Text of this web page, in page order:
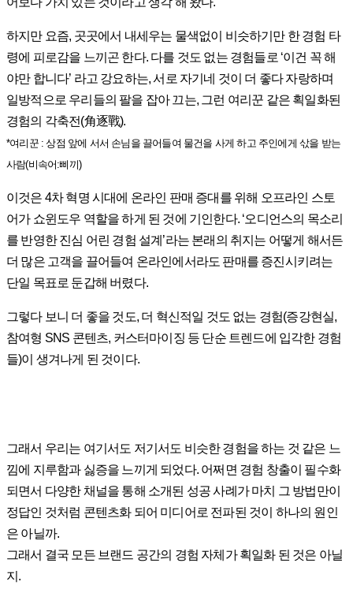
하지만 요즘, 곳곳에서 내세우는 물색없이 비슷하기만 한 경험 타
령에 피로감을 느끼곤 한다. 다를 것도 없는 경험들로 ‘이건 꼭 해
야만 합니다’ 라고 강요하는, 서로 자기네 것이 더 좋다 자랑하며
일방적으로 우리들의 팔을 잡아 끄는, 그런 여리꾼 같은 획일화된
경험의 각축전(角逐戰).
*여리꾼 : 상점 앞에 서서 손님을 끌어들여 물건을 사게 하고 주인에게 삯을 받는
사람(비속어:삐끼)
이것은 4차 혁명 시대에 온라인 판매 증대를 위해 오프라인 스토
어가 쇼윈도우 역할을 하게 된 것에 기인한다. ‘오디언스의 목소리
를 반영한 진심 어린 경험 설계’라는 본래의 취지는 어떻게 해서든
더 많은 고객을 끌어들여 온라인에서라도 판매를 증진시키려는
단일 목표로 둔갑해 버렸다.
그렇다 보니 더 좋을 것도, 더 혁신적일 것도 없는 경험(증강현실,
참여형 SNS 콘텐츠, 커스터마이징 등 단순 트렌드에 입각한 경험
들)이 생겨나게 된 것이다.
그래서 우리는 여기서도 저기서도 비슷한 경험을 하는 것 같은 느
낌에 지루함과 싫증을 느끼게 되었다. 어쩌면 경험 창출이 필수화
되면서 다양한 채널을 통해 소개된 성공 사례가 마치 그 방법만이
정답인 것처럼 콘텐츠화 되어 미디어로 전파된 것이 하나의 원인
은 아닐까.
그래서 결국 모든 브랜드 공간의 경험 자체가 획일화 된 것은 아닐
지.